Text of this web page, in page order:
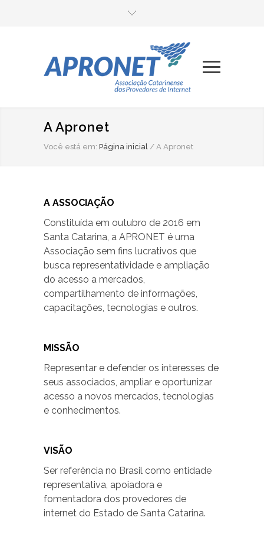
A Apronet
Você está em: Página inicial / A Apronet
A ASSOCIAÇÃO
Constituída em outubro de 2016 em
Santa Catarina, a APRONET é uma
Associação sem fins lucrativos que
busca representatividade e ampliação
do acesso a mercados,
compartilhamento de informações,
capacitações, tecnologias e outros.
MISSÃO
Representar e defender os interesses de
seus associados, ampliar e oportunizar
acesso a novos mercados, tecnologias
e conhecimentos.
VISÃO
Ser referência no Brasil como entidade
representativa, apoiadora e
fomentadora dos provedores de
internet do Estado de Santa Catarina.